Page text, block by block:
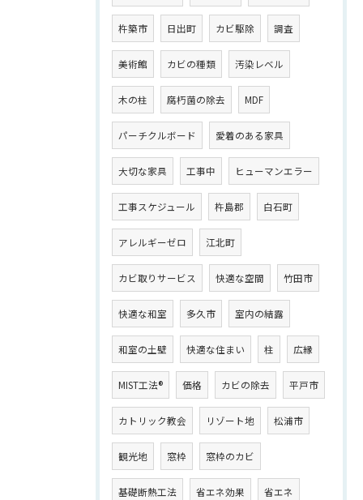
杵築市 日出町 カビ駆除 調査
美術館 カビの種類 汚染レベル
木の柱 腐朽菌の除去 MDF
パーチクルボード 愛着のある家具
大切な家具 工事中 ヒューマンエラー
工事スケジュール 杵島郡 白石町
アレルギーゼロ 江北町
カビ取りサービス 快適な空間 竹田市
快適な和室 多久市 室内の結露
和室の土壁 快適な住まい 柱 広縁
MIST工法® 価格 カビの除去 平戸市
カトリック教会 リゾート地 松浦市
観光地 窓枠 窓枠のカビ
基礎断熱工法 省エネ効果 省エネ